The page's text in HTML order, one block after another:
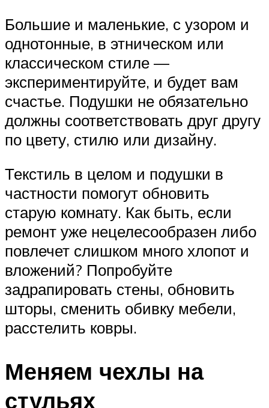
Большие и маленькие, с узором и
однотонные, в этническом или
классическом стиле —
экспериментируйте, и будет вам
счастье. Подушки не обязательно
должны соответствовать друг другу
по цвету, стилю или дизайну.
Текстиль в целом и подушки в
частности помогут обновить
старую комнату. Как быть, если
ремонт уже нецелесообразен либо
повлечет слишком много хлопот и
вложений? Попробуйте
задрапировать стены, обновить
шторы, сменить обивку мебели,
расстелить ковры.
Меняем чехлы на
стульях